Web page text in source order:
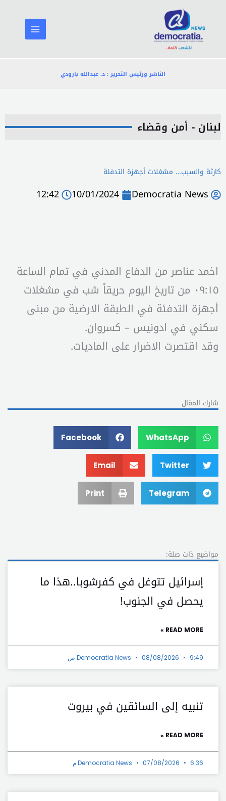
المحتوى
الناشر ورئيس التحرير : د. عبدالله بارودي
لبنان - أمن وقضاء
كارثة والسبب… مشغلات أجهزة التدفئة
Democratia News
10/01/2024
12:42
اخمد عناصر من الدفاع المدني في تمام الساعة
٠٩:١٥ من تاريخ اليوم حريقاً شب في مشغلات
أجهزة التدفئة في الطبقة الارضية من مبنى
سكني في ادونيس – كسروان.
وقد اقتصرت الاضرار على الماديات.
شارك المقال
WhatsApp
Facebook
Twitter
Email
Telegram
Print
مواضيع ذات صلة:
إسرائيل تتوغل في كفرشوبا..هذا ما
يحصل في الجنوب!
READ MORE »
Democratia News 08/08/2026 9:49 ص
تنبيه إلى السائقين في بيروت
READ MORE »
Democratia News 07/08/2026 6:36 م